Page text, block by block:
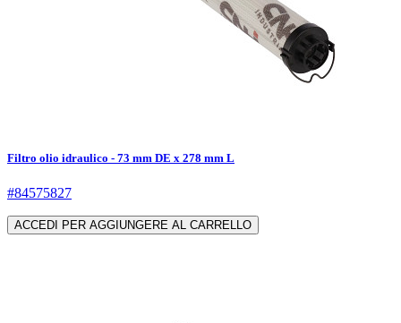
Filtro olio idraulico - 73 mm DE x 278 mm L
#84575827
ACCEDI PER AGGIUNGERE AL CARRELLO